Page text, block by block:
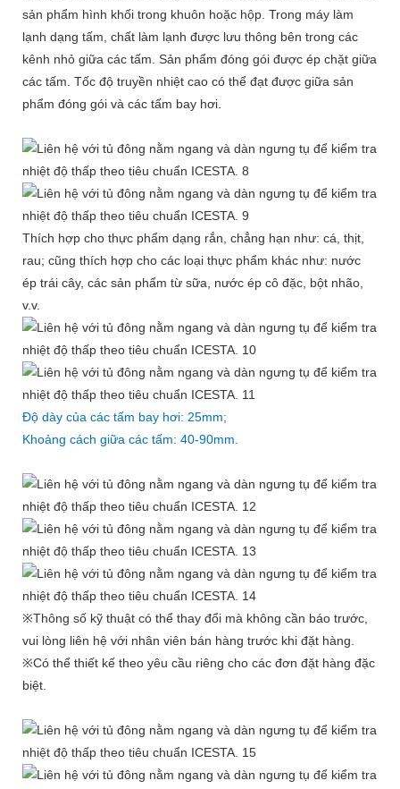
sản phẩm hình khối trong khuôn hoặc hộp. Trong máy làm
lạnh dạng tấm, chất làm lạnh được lưu thông bên trong các
kênh nhỏ giữa các tấm. Sản phẩm đóng gói được ép chặt giữa
các tấm. Tốc độ truyền nhiệt cao có thể đạt được giữa sản
phẩm đóng gói và các tấm bay hơi.
Thích hợp cho thực phẩm dạng rắn, chẳng hạn như: cá, thịt,
rau; cũng thích hợp cho các loại thực phẩm khác như: nước
ép trái cây, các sản phẩm từ sữa, nước ép cô đặc, bột nhão,
v.v.
Độ dày của các tấm bay hơi: 25mm;
Khoảng cách giữa các tấm: 40-90mm.
※Thông số kỹ thuật có thể thay đổi mà không cần báo trước,
vui lòng liên hệ với nhân viên bán hàng trước khi đặt hàng.
※Có thể thiết kế theo yêu cầu riêng cho các đơn đặt hàng đặc
biệt.